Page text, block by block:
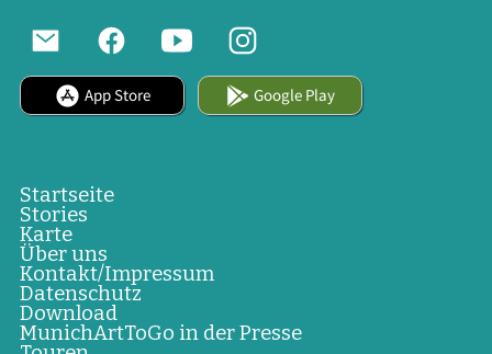
App Store Google Play
Startseite
Stories
Karte
Über uns
Kontakt/Impressum
Datenschutz
Download
MunichArtToGo in der Presse